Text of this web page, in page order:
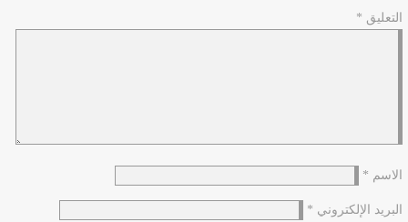
التعليق *
الاسم *
البريد الإلكتروني *